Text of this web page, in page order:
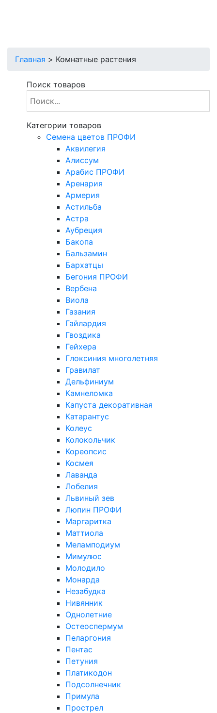
Главная > Комнатные растения
Поиск товаров
Категории товаров
Cемена цветов ПРОФИ
Аквилегия
Алиссум
Арабис ПРОФИ
Аренария
Армерия
Астильба
Астра
Аубреция
Бакопа
Бальзамин
Бархатцы
Бегония ПРОФИ
Вербена
Виола
Газания
Гайлардия
Гвоздика
Гейхера
Глоксиния многолетняя
Гравилат
Дельфиниум
Камнеломка
Капуста декоративная
Катарантус
Колеус
Колокольчик
Кореопсис
Космея
Лаванда
Лобелия
Львиный зев
Люпин ПРОФИ
Маргаритка
Маттиола
Меламподиум
Мимулюс
Молодило
Монарда
Незабудка
Нивянник
Однолетние
Остеоспермум
Пеларгония
Пентас
Петуния
Платикодон
Подсолнечник
Примула
Прострел